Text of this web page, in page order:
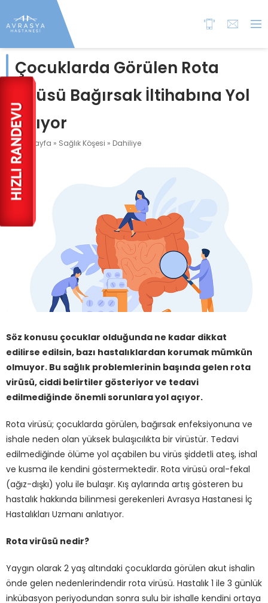
Çocuklarda Görülen Rota
Virüsü Bağırsak İltihabına Yol
Açıyor
Anasayfa » Sağlık Köşesi » Dahiliye
Söz konusu çocuklar olduğunda ne kadar dikkat
edilirse edilsin, bazı hastalıklardan korumak mümkün
olmuyor. Bu sağlık problemlerinin başında gelen rota
virüsü, ciddi belirtiler gösteriyor ve tedavi
edilmediğinde önemli sorunlara yol açıyor.
Rota virüsü; çocuklarda görülen, bağırsak enfeksiyonuna ve
ishale neden olan yüksek bulaşıcılıkta bir virüstür. Tedavi
edilmediğinde ölüme yol açabilen bu virüs şiddetli ateş, ishal
ve kusma ile kendini göstermektedir. Rota virüsü oral-fekal
(ağız-dışkı) yolu ile bulaşır. Kış aylarında artış gösteren bu
hastalık hakkında bilinmesi gerekenleri Avrasya Hastanesi İç
Hastalıkları Uzmanı anlatıyor.
Rota virüsü nedir?
Yaygın olarak 2 yaş altındaki çocuklarda görülen akut ishalin
önde gelen nedenlerindendir rota virüsü. Hastalık 1 ile 3 günlük
inkübasyon periyodundan sonra sulu bir ishalle kendini ortaya